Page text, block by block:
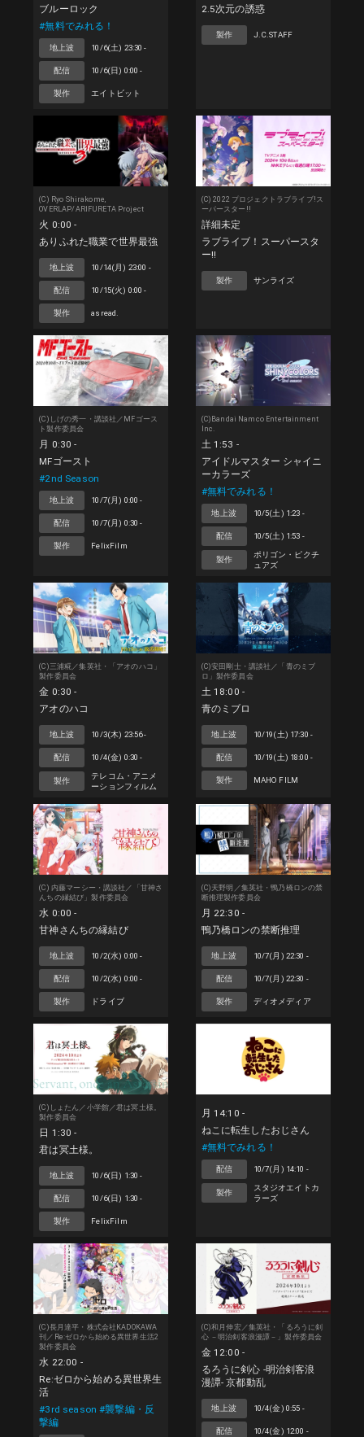
ブルーロック
#無料でみれる！
地上波 10/6(土) 23:30 -
配信 10/6(日) 0:00 -
製作 エイトビット
2.5次元の誘惑
製作 J.C.STAFF
(C) Ryo Shirakome,
OVERLAP/ARIFURETA Project
火 0:00 -
ありふれた職業で世界最強
地上波 10/14(月) 23:00 -
配信 10/15(火) 0:00 -
製作 asread.
(C) 2022 プロジェクトラブライブ!ス
ーパースター!!
詳細未定
ラブライブ！スーパースタ
ー!!
製作 サンライズ
(C)しげの秀一・講談社／MFゴース
ト製作委員会
月 0:30 -
MFゴースト
#2nd Season
地上波 10/7(月) 0:00 -
配信 10/7(月) 0:30 -
製作 FelixFilm
(C)Bandai Namco Entertainment
Inc.
土 1:53 -
アイドルマスター シャイニ
ーカラーズ
#無料でみれる！
地上波 10/5(土) 1:23 -
配信 10/5(土) 1:53 -
製作
ポリゴン・ピクチ
ュアズ
(C)三浦糀／集英社・「アオのハコ」
製作委員会
金 0:30 -
アオのハコ
地上波 10/3(木) 23:56 -
配信 10/4(金) 0:30 -
製作
テレコム・アニメ
ーションフィルム
(C)安田剛士・講談社／「青のミブ
ロ」製作委員会
土 18:00 -
青のミブロ
地上波 10/19(土) 17:30 -
配信 10/19(土) 18:00 -
製作 MAHO FILM
(C) 内藤マーシー・講談社／「甘神さ
んちの縁結び」製作委員会
水 0:00 -
甘神さんちの縁結び
地上波 10/2(水) 0:00 -
配信 10/2(水) 0:00 -
製作 ドライブ
(C)天野明／集英社・鴨乃橋ロンの禁
断推理製作委員会
月 22:30 -
鴨乃橋ロンの禁断推理
地上波 10/7(月) 22:30 -
配信 10/7(月) 22:30 -
製作 ディオメディア
(C)しょたん／小学館／君は冥土様。
製作委員会
日 1:30 -
君は冥土様。
地上波 10/6(日) 1:30 -
配信 10/6(日) 1:30 -
製作 FelixFilm
月 14:10 -
ねこに転生したおじさん
#無料でみれる！
配信 10/7(月) 14:10 -
製作
スタジオエイトカ
ラーズ
(C)長月達平・株式会社KADOKAWA
刊／Re:ゼロから始める異世界生活2
製作委員会
水 22:00 -
Re:ゼロから始める異世界生
活
#3rd season #襲撃編・反
撃編
(C)和月伸宏／集英社・「るろうに剣
心 －明治剣客浪漫譚－」製作委員会
金 12:00 -
るろうに剣心 -明治剣客浪
漫譚- 京都動乱
地上波 10/4(金) 0:55 -
配信 10/4(金) 12:00 -